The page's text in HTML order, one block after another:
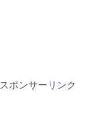
スポンサーリンク